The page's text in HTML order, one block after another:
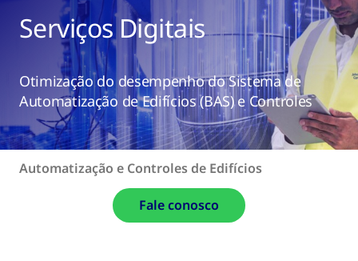
Serviços Digitais
Otimização do desempenho do Sistema de
Automatização de Edifícios (BAS) e Controles
Automatização e Controles de Edifícios
Fale conosco